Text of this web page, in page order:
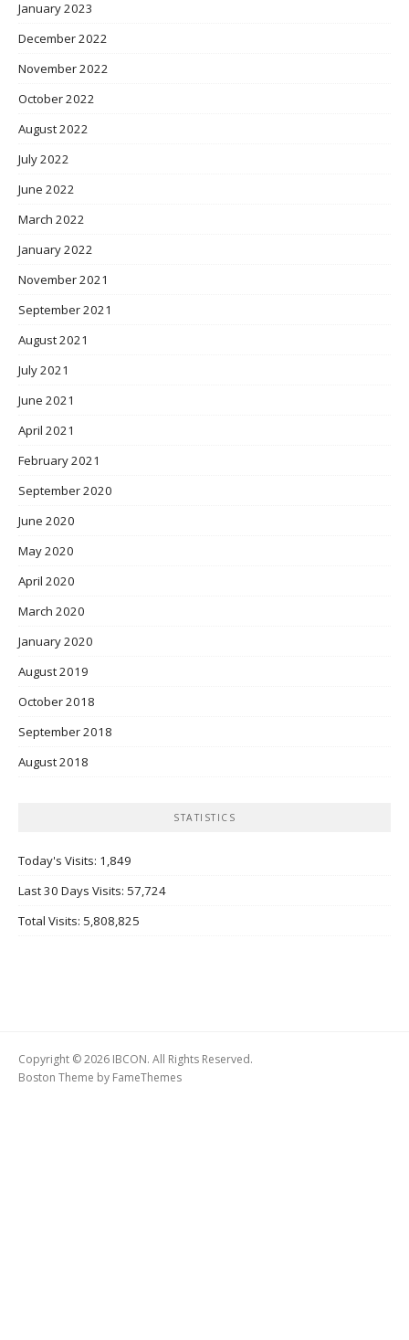
January 2023
December 2022
November 2022
October 2022
August 2022
July 2022
June 2022
March 2022
January 2022
November 2021
September 2021
August 2021
July 2021
June 2021
April 2021
February 2021
September 2020
June 2020
May 2020
April 2020
March 2020
January 2020
August 2019
October 2018
September 2018
August 2018
STATISTICS
Today's Visits: 1,849
Last 30 Days Visits: 57,724
Total Visits: 5,808,825
Copyright © 2026 IBCON. All Rights Reserved.
Boston Theme by FameThemes